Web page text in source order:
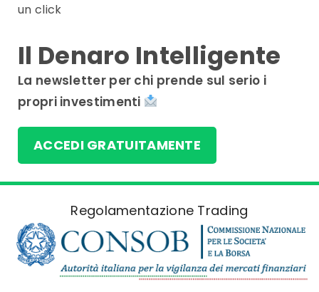
un click
Il Denaro Intelligente
La newsletter per chi prende sul serio i
propri investimenti
ACCEDI GRATUITAMENTE
Regolamentazione Trading